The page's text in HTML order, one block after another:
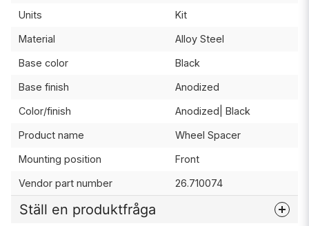
Units Kit
Material Alloy Steel
Base color Black
Base finish Anodized
Color/finish Anodized| Black
Product name Wheel Spacer
Mounting position Front
Vendor part number 26.710074
Ställ en produktfråga